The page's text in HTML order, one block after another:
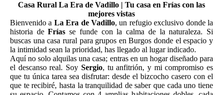
Casa Rural La Era de Vadillo | Tu casa en Frías con las
mejores vistas
Bienvenido a La Era de Vadillo, un refugio exclusivo donde la
historia deFrías se funde con la calma de la naturaleza. Si
buscas una casa rural para grupos en Burgos donde el espacio y
la intimidad sean la prioridad, has llegado al lugar indicado.
Aquí no solo alquilas una casa; entras en un hogar diseñado para
el descanso real. Soy Sergio, tu anfitrión, y mi compromiso es
que tu única tarea sea disfrutar: desde el bizcocho casero con el
que te recibiré, hasta la tranquilidad de saber que cada uno tiene